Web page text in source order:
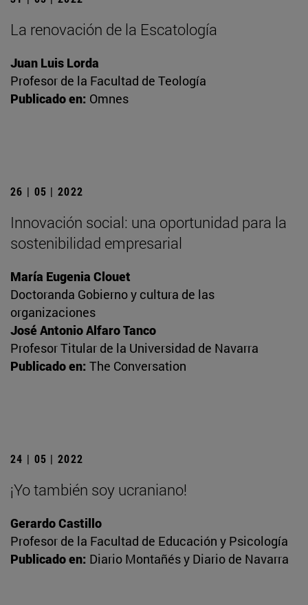
La renovación de la Escatología
Juan Luis Lorda
Profesor de la Facultad de Teología
Publicado en: Omnes
26 | 05 | 2022
Innovación social: una oportunidad para la
sostenibilidad empresarial
María Eugenia Clouet
Doctoranda Gobierno y cultura de las
organizaciones
José Antonio Alfaro Tanco
Profesor Titular de la Universidad de Navarra
Publicado en: The Conversation
24 | 05 | 2022
¡Yo también soy ucraniano!
Gerardo Castillo
Profesor de la Facultad de Educación y Psicología
Publicado en: Diario Montañés y Diario de Navarra